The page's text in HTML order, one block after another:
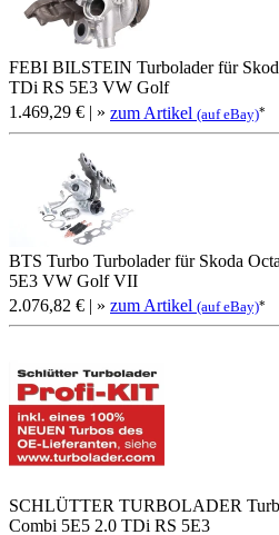
FEBI BILSTEIN Turbolader für
TDi RS 5E3 VW Golf
1.469,29 € | » zum Artikel (auf eBay)*
BTS Turbo Turbolader für Skoda
5E3 VW Golf VII
2.076,82 € | » zum Artikel (auf eBay)*
SCHLÜTTER TURBOLADER
Combi 5E5 2.0 TDi RS 5E3